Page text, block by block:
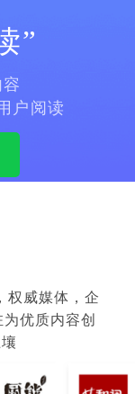
”
户阅读
权威媒体，企
优质内容创